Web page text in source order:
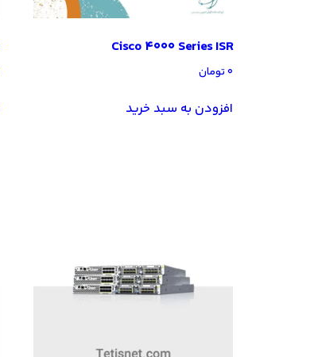
Cisco 4000 Series ISR
۰تومان
افزودن به سبد خرید